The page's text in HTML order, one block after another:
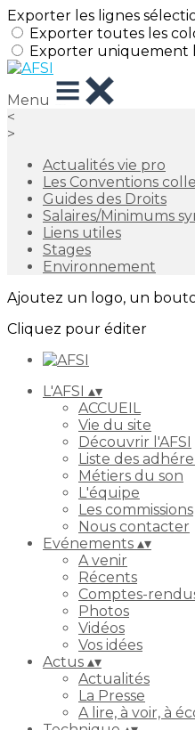
Exporter les lignes
Exporter toutes les
Exporter uniquement
Menu
<
>
Actualités vie pro
Les Conventions
Guides des Droits
Salaires/Minimums
Liens utiles
Stages
Environnement
Ajoutez un logo, un
Cliquez pour éditer
L'AFSI ▴▾
ACCUEIL
Vie du site
Découvrir l'AFSI
Liste des
Métiers du son
L'équipe
Les commissions
Nous contacter
Evénements ▴▾
A venir
Récents
Comptes-
Photos
Vidéos
Vos idées
Actus ▴▾
Actualités
La Presse
A lire, à voir, à